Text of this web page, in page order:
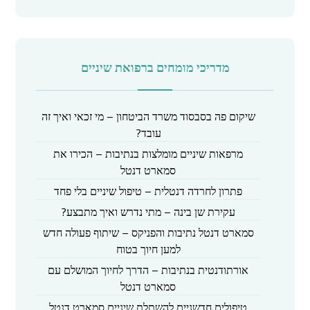
מדריכי מומחים ברפואת שיניים
שיקום פה בסבסוד משרד הביטחון – מי זכאי ואיך זה
עובד?
מרפאות שיניים מומלצות בנתיבות – הכירו את
סמארט דנטל
פתרון לחרדה דנטלית – טיפול שיניים בלי פחד
עקירת שן בינה – מתי נדרש ואיך מתבצע?
סמארט דנטל נתיבות והפניקס – שיתוף פעולה חדש
למען חיוך בטוח
אורתודנטית בנתיבות – הדרך לחיוך המושלם עם
סמארט דנטל